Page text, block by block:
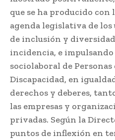
que se ha producido con
agenda legislativa de
de inclusión y
incidencia, e
sociolaboral de
Discapacidad, en
derechos y deberes,
las empresas y
privadas. Según la
puntos de inflexión en